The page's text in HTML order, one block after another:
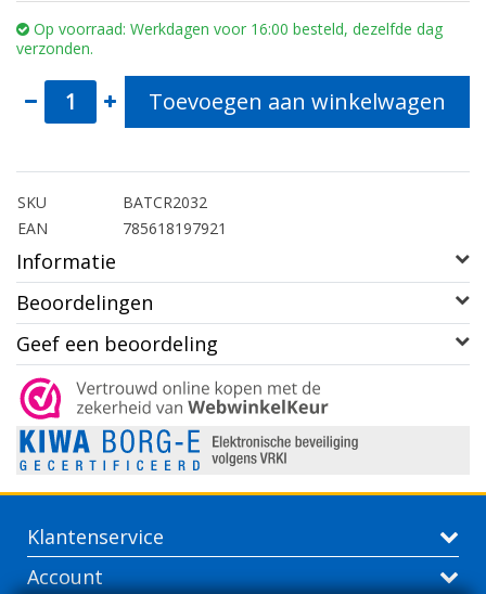
Op voorraad: Werkdagen voor 16:00 besteld, dezelfde dag
verzonden.
Toevoegen aan winkelwagen
SKU
BATCR2032
EAN
785618197921
Informatie
Beoordelingen
Geef een beoordeling
Klantenservice
Account